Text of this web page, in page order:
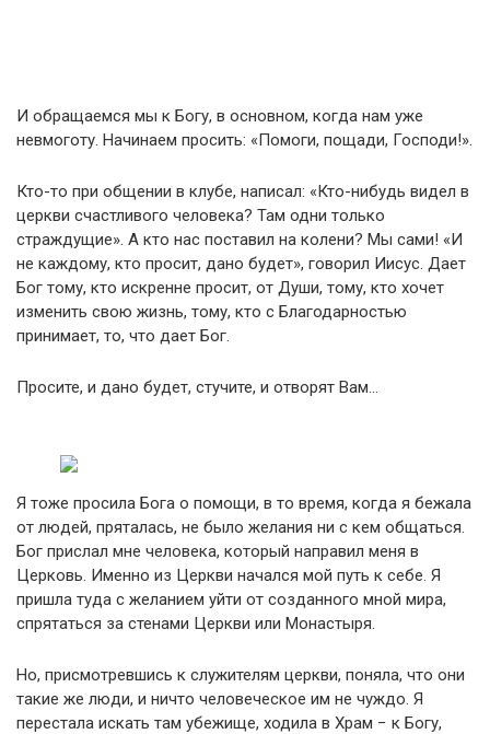
И обращаемся мы к Богу, в основном, когда нам уже
невмоготу. Начинаем просить: «Помоги, пощади, Господи!».
Кто-то при общении в клубе, написал: «Кто-нибудь видел в
церкви счастливого человека? Там одни только
страждущие». А кто нас поставил на колени? Мы сами! «И
не каждому, кто просит, дано будет», говорил Иисус. Дает
Бог тому, кто искренне просит, от Души, тому, кто хочет
изменить свою жизнь, тому, кто с Благодарностью
принимает, то, что дает Бог.
Просите, и дано будет, стучите, и отворят Вам…
Я тоже просила Бога о помощи, в то время, когда я бежала
от людей, пряталась, не было желания ни с кем общаться.
Бог прислал мне человека, который направил меня в
Церковь. Именно из Церкви начался мой путь к себе. Я
пришла туда с желанием уйти от созданного мной мира,
спрятаться за стенами Церкви или Монастыря.
Но, присмотревшись к служителям церкви, поняла, что они
такие же люди, и ничто человеческое им не чуждо. Я
перестала искать там убежище, ходила в Храм − к Богу,